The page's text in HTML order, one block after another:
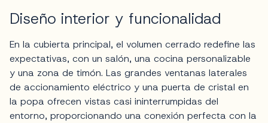
Diseño interior y funcionalidad
En la cubierta principal, el volumen cerrado redefine las
expectativas, con un salón, una cocina personalizable
y una zona de timón. Las grandes ventanas laterales
de accionamiento eléctrico y una puerta de cristal en
la popa ofrecen vistas casi ininterrumpidas del
entorno, proporcionando una conexión perfecta con la